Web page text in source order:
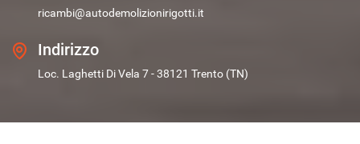
ricambi@autodemolizionirigotti.it
Indirizzo
Loc. Laghetti Di Vela 7 - 38121 Trento (TN)